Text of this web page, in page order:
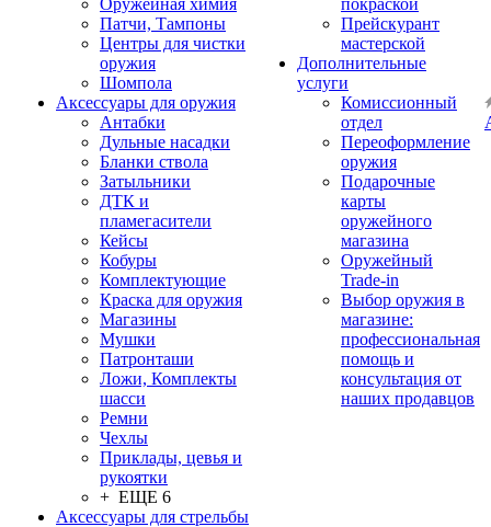
Оружейная химия
Патчи, Тампоны
Центры для чистки
оружия
Шомпола
Аксессуары для оружия
Антабки
Дульные насадки
Бланки ствола
Затыльники
ДТК и
пламегасители
Кейсы
Кобуры
Комплектующие
Краска для оружия
Магазины
Мушки
Патронташи
Ложи, Комплекты
шасси
Ремни
Чехлы
Приклады, цевья и
рукоятки
+ ЕЩЕ 6
Аксессуары для стрельбы
покраской
Прейскурант
мастерской
Дополнительные
услуги
Комиссионный
отдел
Переоформление
оружия
Подарочные
карты
оружейного
магазина
Оружейный
Trade-in
Выбор оружия в
магазине:
профессиональная
помощь и
консультация от
наших продавцов